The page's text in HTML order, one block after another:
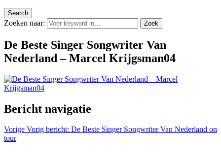
Search
Zoeken naar: Zoek
De Beste Singer Songwriter Van
Nederland – Marcel Krijgsman04
Bericht navigatie
Vorige Vorig bericht: De Beste Singer Songwriter Van Nederland on
tour